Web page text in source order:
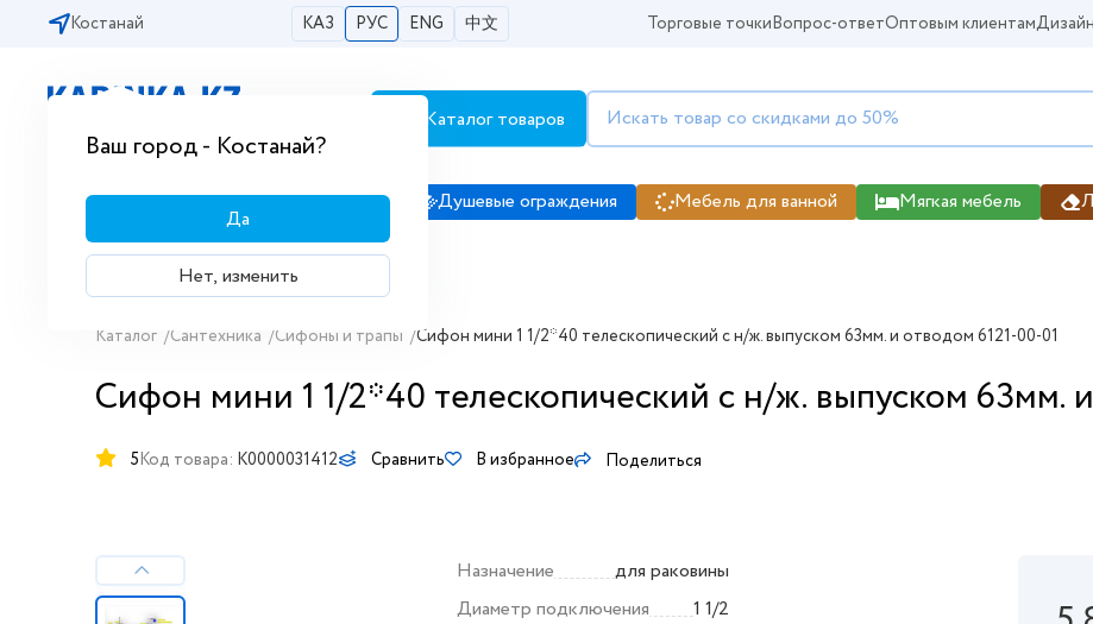
Костанай КАЗ РУС ENG 中文
Ваш город - Костанай?
Да
Нет, изменить
Торговые точкиВопрос-ответОптовым клиентам
Бесплатная доставка по городам РК
Каталог товаров
Сантехника Душевые кабины Душевые ограждения Мебель для ванной Мягкая мебель
Каталог /Сантехника /Сифоны и трапы /Сифон мини 1 1/2*40 телескопический с н/ж. выпуском 63мм. и отводом 6121-00-01
Сифон мини 1 1/2*40 телескопический с н/ж. выпуском 63мм.
5Код товара: K0000031412 Сравнить В избранное Поделиться
Назначение
для раковины
Диаметр подключения
1 1/2